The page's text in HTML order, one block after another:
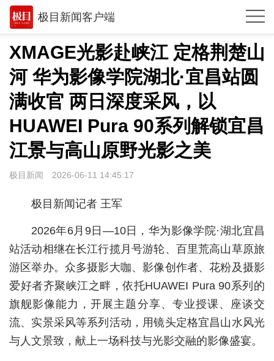
极目新闻客户端
推荐
体育
观点
时政
湖北
武汉
世相
专题
极客圈
经济
城建
科教
XMAGE光影赴峡江 定格荆楚山
河 华为影像学院湖北·宜昌站圆
满收官 两日深度采风，以
HUAWEI Pura 90系列解锁宜昌
江景与高山原野光影之美
极目新闻 2026-06-11 14:45:17
极目新闻记者 王军
2026年6月9日—10日，华为影像学院·湖北宜昌
站活动相继在长江行揽月号游轮、百里荒高山草原旅
游区举办。众多摄影大咖、影像创作者、花粉及摄影
爱好者齐聚峡江之畔，依托HUAWEI Pura 90系列的
旗舰影像能力，开展主题分享、专业授课、座谈交
流、实景采风等系列活动，用镜头定格宜昌山水风光
与人文景致，献上一场科技与光影交融的影像盛宴。